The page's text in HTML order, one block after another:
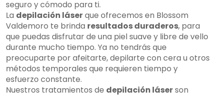
seguro y cómodo para ti.
La depilación láserque ofrecemos en Blossom
Valdemoro te brinda resultados duraderos, para
que puedas disfrutar de una piel suave y libre de vello
durante mucho tiempo. Ya no tendrás que
preocuparte por afeitarte, depilarte con cera u otros
métodos temporales que requieren tiempo y
esfuerzo constante.
Nuestros tratamientos de depilación láserson